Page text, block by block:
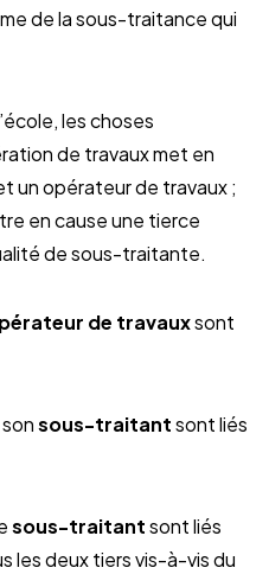
de la sous-traitance qui
les choses
de travaux met en
un opérateur de travaux ;
en cause une tierce
de sous-traitante.
de travauxsont
sous-traitantsont liés
sous-traitantsont liés
les deux tiers vis-à-vis du